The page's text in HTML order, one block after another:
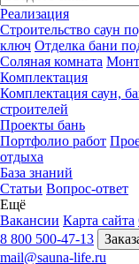
Реализация
Строительство саун
ключ Отделка бани
Соляная комната
Комплектация
Комплектация саун,
строителей
Проекты бань
Портфолио работ
отдыха
База знаний
Статьи Вопрос-ответ
Ещё
Вакансии Карта сайта
8 800 500-47-13
mail@sauna-life.ru